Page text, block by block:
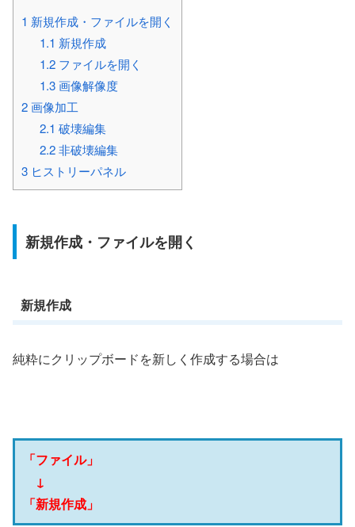
1 新規作成・ファイルを開く
1.1 新規作成
1.2ファイルを開く
1.3画像解像度
2画像加工
2.1 破壊編集
2.2非破壊編集
3 ヒストリーパネル
新規作成・ファイルを開く
新規作成
純粋にクリップボードを新しく作成する場合は
「ファイル」
↓
「新規作成」